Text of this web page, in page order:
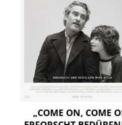
„COME ON, COME